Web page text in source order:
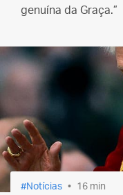
genuína da Graça.”
Notícias 16 min